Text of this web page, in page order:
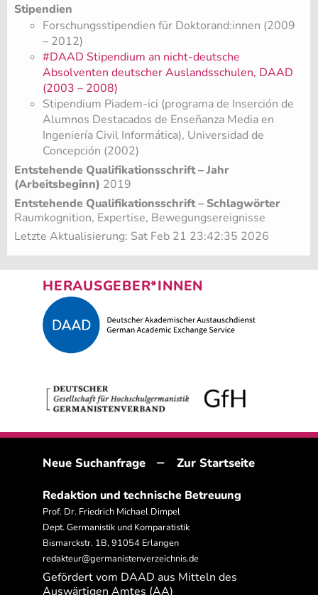
Stipendien
Forschungsstipendien für Doktorand:innen (2009
– 2012)
#DAAD Stipendium an nicht-deutsche
Absolventen deutscher Auslandsschulen, DAAD
(2003 – 2008)
Stipendium Piadem-ici (programa de Inserción de
Alumnos Destacados de Enseñanza Media en
Ingeniería Civil Informática), Universidad de
Concepción (2002)
Entstehende Qualifikationsschrift – Jahr
(Arbeitsbeginn) 2019
Entstehende Qualifikationsschrift – Schlagwörter
Raumkognition, Expertise, Bewegungsereignisse
Letzte Aktualisierung: Sat Feb 21 23:42:35 2026
HERAUSGEBER*INNEN
Neue Suchanfrage – Zur Startseite
Redaktion und technische Betreuung
Prof. Dr. Friedrich Michael Dimpel
Dept. Germanistik und Komparatistik
Bismarckstr. 1B, 91054 Erlangen
redakteur@germanistenverzeichnis.de
Gefördert vom DAAD aus Mitteln des
Auswärtigen Amtes (AA)